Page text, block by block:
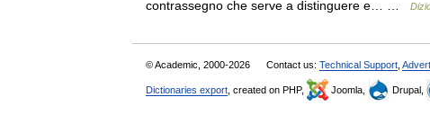
contrassegno che serve a distinguere e… …
© Academic, 2000-2026 Contact us: Technical Support
Dictionaries export , created on PHP, Joomla, Drupal,